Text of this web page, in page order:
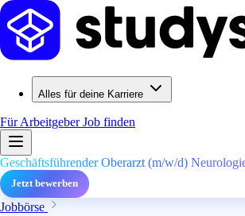
Alles für deine Karriere
Für ArbeitgeberJob finden
Geschäftsführender Oberarzt (m/w/d)
Jetzt bewerben
Jobbörse